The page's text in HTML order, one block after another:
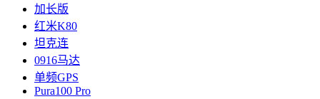
加长版
红米K80
坦克连
0916马达
单频GPS
Pura100 Pro